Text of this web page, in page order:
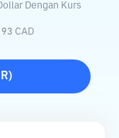
Dengan Kurs
CAD
)